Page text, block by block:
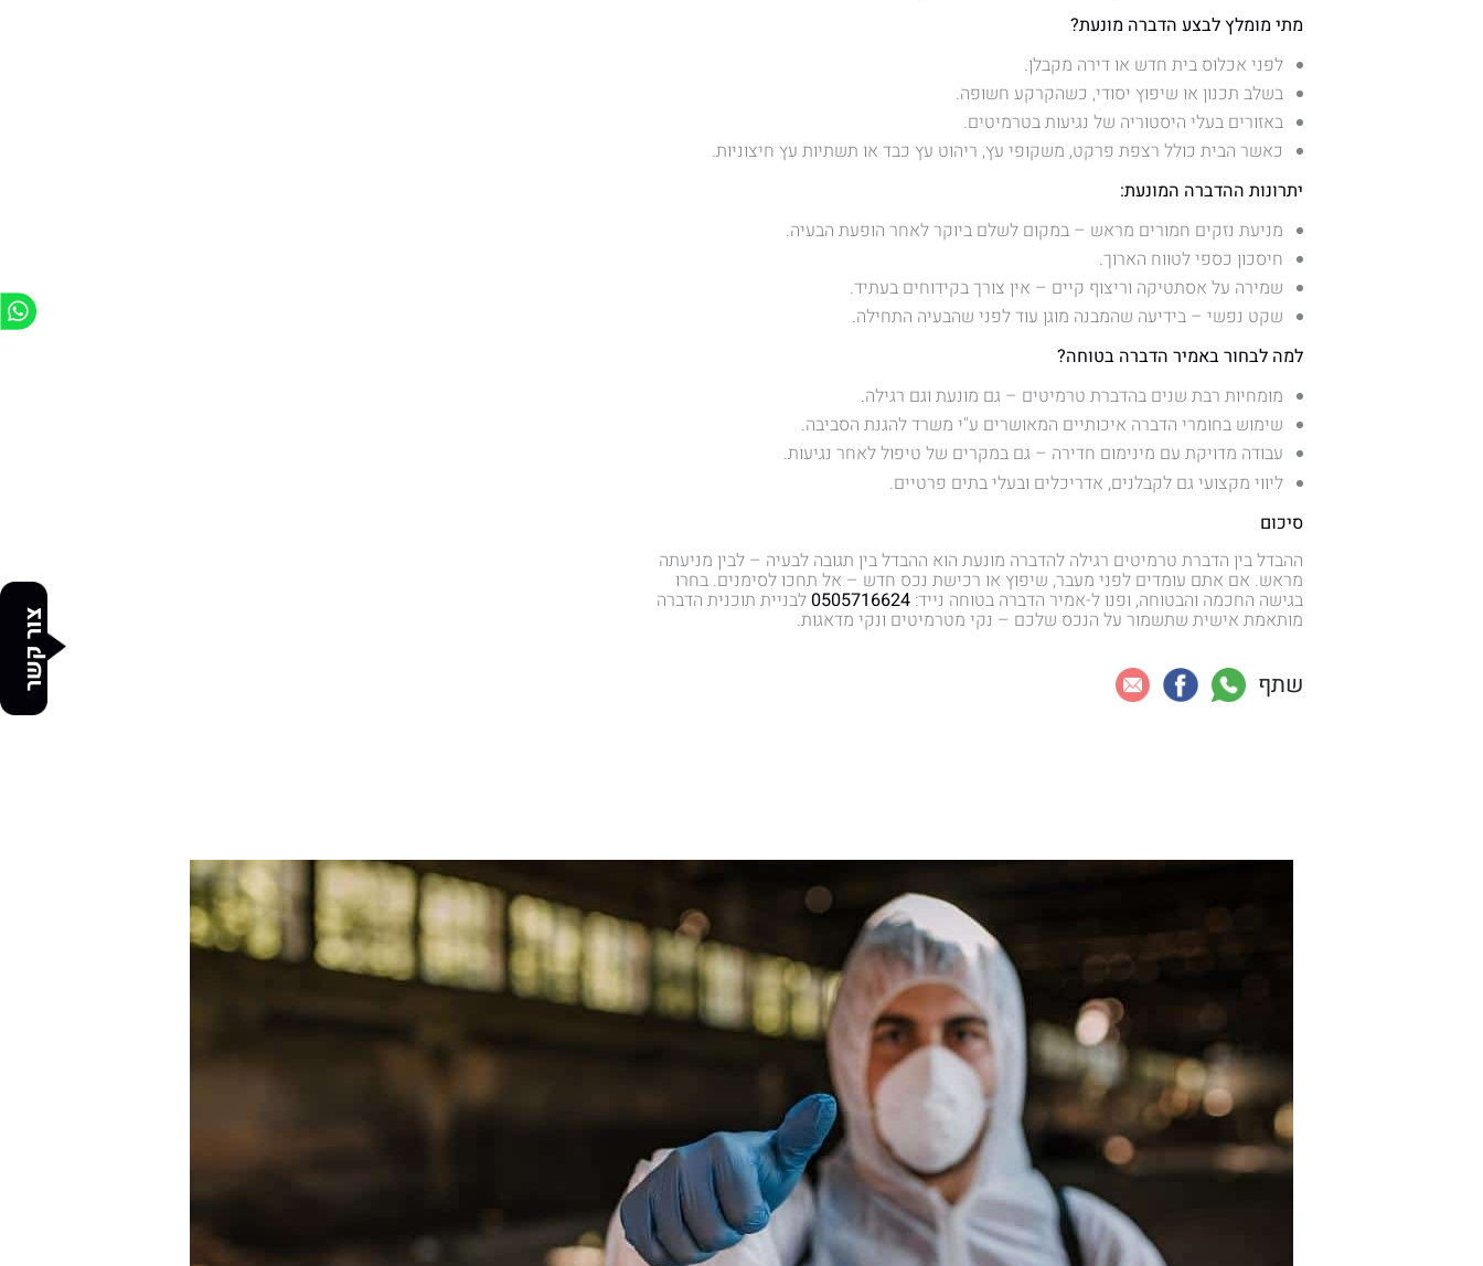
צור קשר
מתי מומלץ לבצע הדברה מונעת?
לפני אכלוס בית חדש או דירה מקבלן.
בשלב תכנון או שיפוץ יסודי, כשהקרקע חשופה.
באזורים בעלי היסטוריה של נגיעות בטרמיטים.
כאשר הבית כולל רצפת פרקט, משקופי עץ, ריהוט עץ כבד או תשתיות עץ חיצוניות.
יתרונות ההדברה המונעת:
מניעת נזקים חמורים מראש – במקום לשלם ביוקר לאחר הופעת הבעיה.
חיסכון כספי לטווח הארוך.
שמירה על אסתטיקה וריצוף קיים – אין צורך בקידוחים בעתיד.
שקט נפשי – בידיעה שהמבנה מוגן עוד לפני שהבעיה התחילה.
למה לבחור באמיר הדברה בטוחה?
מומחיות רבת שנים בהדברת טרמיטים – גם מונעת וגם רגילה.
שימוש בחומרי הדברה איכותיים המאושרים ע"י משרד להגנת הסביבה.
עבודה מדויקת עם מינימום חדירה – גם במקרים של טיפול לאחר נגיעות.
ליווי מקצועי גם לקבלנים, אדריכלים ובעלי בתים פרטיים.
סיכום
ההבדל בין הדברת טרמיטים רגילה להדברה מונעת הוא ההבדל בין תגובה לבעיה – לבין מניעתה
מראש. אם אתם עומדים לפני מעבר, שיפוץ או רכישת נכס חדש – אל תחכו לסימנים. בחרו
בגישה החכמה והבטוחה, ופנו ל-אמיר הדברה בטוחה נייד: 0505716624לבניית תוכנית הדברה
מותאמת אישית שתשמור על הנכס שלכם – נקי מטרמיטים ונקי מדאגות.
שתף